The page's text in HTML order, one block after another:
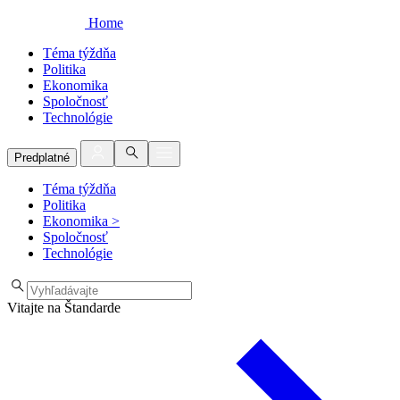
Home
Téma týždňa
Politika
Ekonomika
Spoločnosť
Technológie
Predplatné
Téma týždňa
Politika
Ekonomika >
Spoločnosť
Technológie
Vitajte na Štandarde